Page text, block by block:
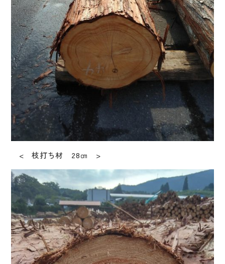
< 枝打ち材 28㎝ >